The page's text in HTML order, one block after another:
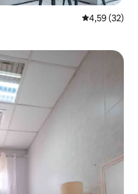
Classificação
4,59 (32)